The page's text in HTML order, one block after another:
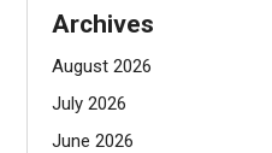
Archives
August 2026
July 2026
June 2026